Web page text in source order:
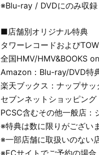
※Blu-ray / DVDにのみ収録
■店舗別オリジナル特典
タワーレコードおよび
全国HMV/HMV&BOOKS
Amazon：Blu-ray/DVD特
楽天ブックス：ナップサ
セブンネットショッピン
PCSC含むその他一般店：
※特典は数に限りがござい
※一部店舗に取扱いのない